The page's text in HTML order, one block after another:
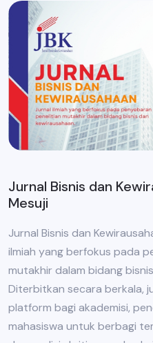
Jurnal Bisnis dan
Mesuji
Jurnal Bisnis dan
ilmiah yang berfokus pada
mutakhir dalam bidang
Diterbitkan secara berkala,
platform bagi akademisi,
mahasiswa untuk berbagi